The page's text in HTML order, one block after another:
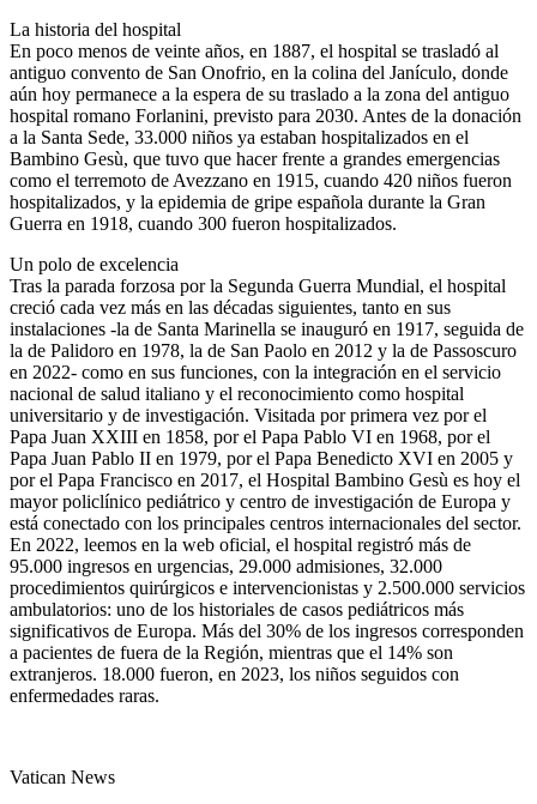
La historia del hospital
En poco menos de veinte años, en 1887, el hospital se trasladó al
antiguo convento de San Onofrio, en la colina del Janículo, donde
aún hoy permanece a la espera de su traslado a la zona del antiguo
hospital romano Forlanini, previsto para 2030. Antes de la donación
a la Santa Sede, 33.000 niños ya estaban hospitalizados en el
Bambino Gesù, que tuvo que hacer frente a grandes emergencias
como el terremoto de Avezzano en 1915, cuando 420 niños fueron
hospitalizados, y la epidemia de gripe española durante la Gran
Guerra en 1918, cuando 300 fueron hospitalizados.
Un polo de excelencia
Tras la parada forzosa por la Segunda Guerra Mundial, el hospital
creció cada vez más en las décadas siguientes, tanto en sus
instalaciones -la de Santa Marinella se inauguró en 1917, seguida de
la de Palidoro en 1978, la de San Paolo en 2012 y la de Passoscuro
en 2022- como en sus funciones, con la integración en el servicio
nacional de salud italiano y el reconocimiento como hospital
universitario y de investigación. Visitada por primera vez por el
Papa Juan XXIII en 1858, por el Papa Pablo VI en 1968, por el
Papa Juan Pablo II en 1979, por el Papa Benedicto XVI en 2005 y
por el Papa Francisco en 2017, el Hospital Bambino Gesù es hoy el
mayor policlínico pediátrico y centro de investigación de Europa y
está conectado con los principales centros internacionales del sector.
En 2022, leemos en la web oficial, el hospital registró más de
95.000 ingresos en urgencias, 29.000 admisiones, 32.000
procedimientos quirúrgicos e intervencionistas y 2.500.000 servicios
ambulatorios: uno de los historiales de casos pediátricos más
significativos de Europa. Más del 30% de los ingresos corresponden
a pacientes de fuera de la Región, mientras que el 14% son
extranjeros. 18.000 fueron, en 2023, los niños seguidos con
enfermedades raras.
Vatican News